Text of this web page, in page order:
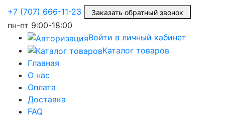
+7 (707) 666-11-23 Заказать обратный звонок
пн-пт 9:00-18:00
Войти в личный кабинет
Каталог товаров
Главная
О нас
Оплата
Доставка
FAQ